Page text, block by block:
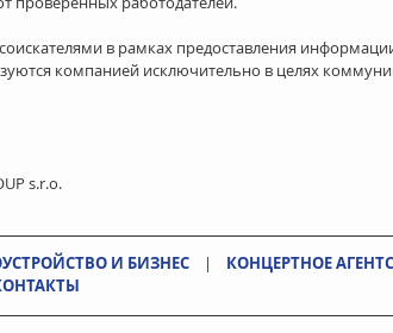
в рамках предоставления
компанией исключительно в целях
s.r.o.
И БИЗНЕС
    |
КОНЦЕРТНОЕ